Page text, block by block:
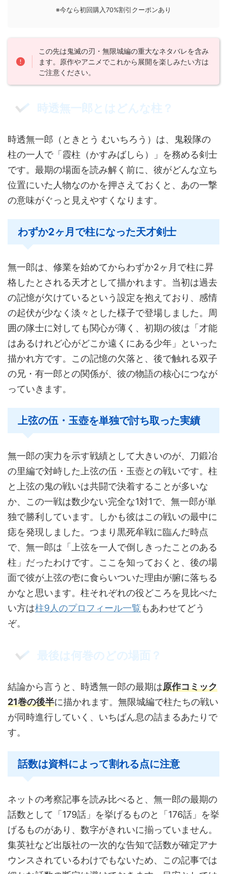
※今なら初回購入70%割引クーポンあり
この先は鬼滅の刃・無限城編の重大なネタバレを含み
ます。原作やアニメでこれから展開を楽しみたい方は
ご注意ください。
時透無一郎とはどんな柱？
時透無一郎（ときとう むいちろう）は、鬼殺隊の
柱の一人で「霞柱（かすみばしら）」を務める剣士
です。最期の場面を読み解く前に、彼がどんな立ち
位置にいた人物なのかを押さえておくと、あの一撃
の意味がぐっと見えやすくなります。
わずか2ヶ月で柱になった天才剣士
無一郎は、修業を始めてからわずか2ヶ月で柱に昇
格したとされる天才として描かれます。当初は過去
の記憶が欠けているという設定を抱えており、感情
の起伏が少なく淡々とした様子で登場しました。周
囲の隊士に対しても関心が薄く、初期の彼は「才能
はあるけれど心がどこか遠くにある少年」といった
描かれ方です。この記憶の欠落と、後で触れる双子
の兄・有一郎との関係が、彼の物語の核心につなが
っていきます。
上弦の伍・玉壺を単独で討ち取った実績
無一郎の実力を示す戦績として大きいのが、刀鍛冶
の里編で対峙した上弦の伍・玉壺との戦いです。柱
と上弦の鬼の戦いは共闘で決着することが多いな
か、この一戦は数少ない完全な1対1で、無一郎が単
独で勝利しています。しかも彼はこの戦いの最中に
痣を発現しました。つまり黒死牟戦に臨んだ時点
で、無一郎は「上弦を一人で倒しきったことのある
柱」だったわけです。ここを知っておくと、後の場
面で彼が上弦の壱に食らいついた理由が腑に落ちる
かなと思います。柱それぞれの役どころを見比べた
い方は柱9人のプロフィール一覧もあわせてどう
ぞ。
最後は何巻のどの場面？
結論から言うと、時透無一郎の最期は原作コミック
21巻の後半に描かれます。無限城編で柱たちの戦い
が同時進行していく、いちばん息の詰まるあたりで
す。
話数は資料によって割れる点に注意
ネットの考察記事を読み比べると、無一郎の最期の
話数として「179話」を挙げるものと「176話」を挙
げるものがあり、数字がきれいに揃っていません。
集英社など出版社の一次的な告知で話数が確定アナ
ウンスされているわけでもないため、この記事では